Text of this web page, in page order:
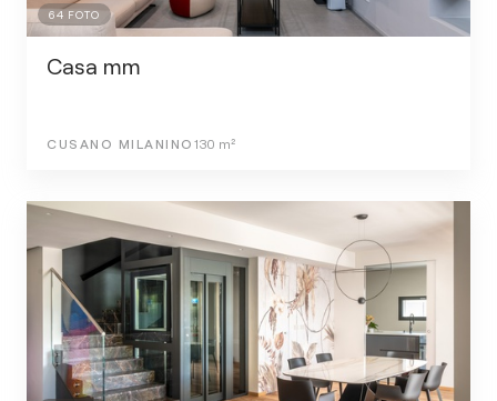
64 FOTO
Casa mm
CUSANO MILANINO 130 m²